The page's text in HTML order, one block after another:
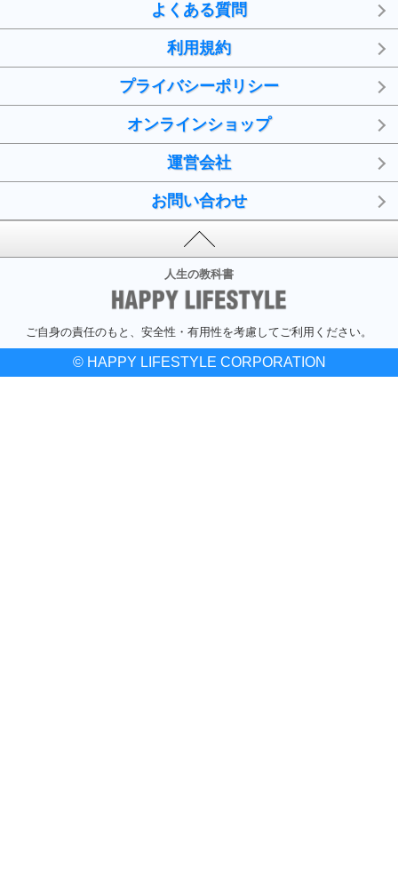
よくある質問
利用規約
プライバシーポリシー
オンラインショップ
運営会社
お問い合わせ
人生の教科書
ご自身の責任のもと、安全性・有用性を考慮してご利用ください。
© HAPPY LIFESTYLE CORPORATION